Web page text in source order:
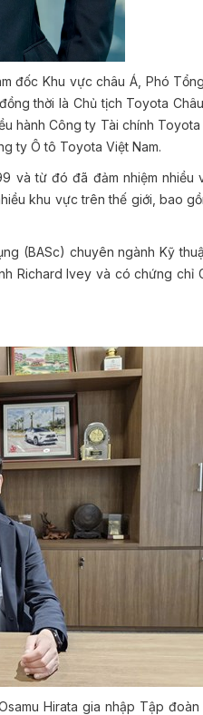
đốc Khu vực châu Á, Phó
thời là Chủ tịch Toyota
hành Công ty Tài chính
ty Ô tô Toyota Việt Nam.
và từ đó đã đảm nhiệm
khu vực trên thế giới, bao
(BASc) chuyên ngành Kỹ
Richard Ivey và có chứng chỉ
Hirata gia nhập Tập